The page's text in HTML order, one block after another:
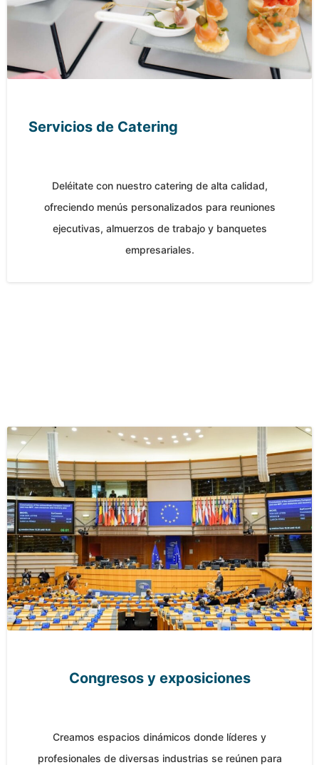
Servicios de Catering
Deléitate con nuestro catering de alta calidad,
ofreciendo menús personalizados para reuniones
ejecutivas, almuerzos de trabajo y banquetes
empresariales.
Congresos y exposiciones
Creamos espacios dinámicos donde líderes y
profesionales de diversas industrias se reúnen para